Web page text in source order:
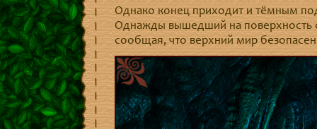
Однако конец приходит и тёмным
Однажды вышедший на поверхность
сообщая, что верхний мир